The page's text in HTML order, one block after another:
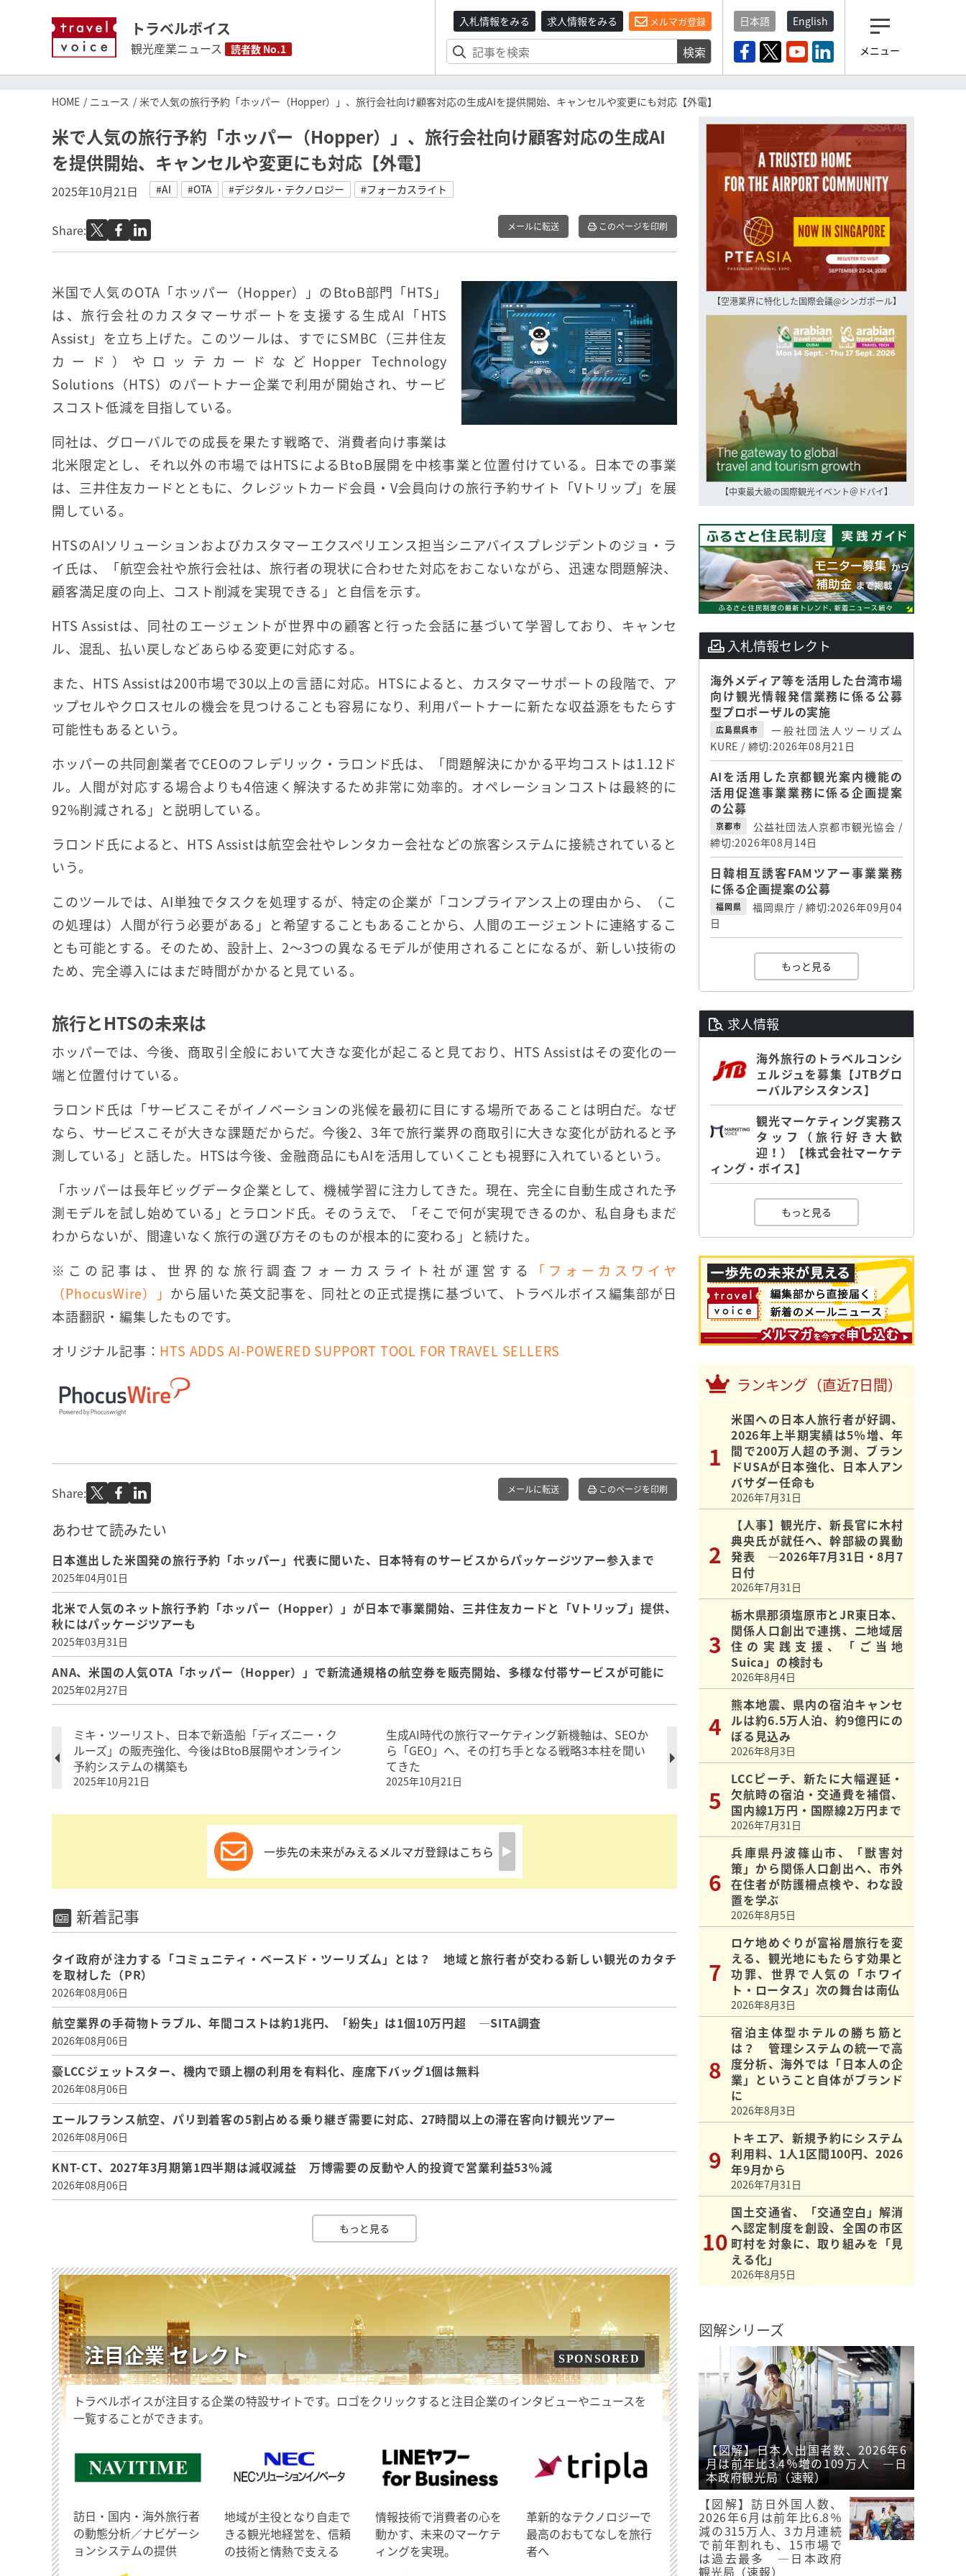
トラベルボイス
観光産業ニュース 読者数 No.1
入札情報をみる 求人情報をみる メルマガ登録
検索
日本語 English
メニュー
HOME ニュース 米で人気の旅行予約「ホッパー（Hopper）」、旅行会社向け顧客対応の生成AIを提供開始、キャンセルや変更にも対応【外電】
米で人気の旅行予約「ホッパー（Hopper）」、旅行会社向け顧客対応の生成AI
を提供開始、キャンセルや変更にも対応【外電】
2025年10月21日 #AI #OTA #デジタル・テクノロジー #フォーカスライト
Share: メールに転送 このページを印刷
米国で人気のOTA「ホッパー（Hopper）」のBtoB部門「HTS」
は、旅行会社のカスタマーサポートを支援する生成AI「HTS
Assist」を立ち上げた。このツールは、すでにSMBC（三井住友
カード）やロッテカードなどHopper Technology
Solutions（HTS）のパートナー企業で利用が開始され、サービ
スコスト低減を目指している。
同社は、グローバルでの成長を果たす戦略で、消費者向け事業は
北米限定とし、それ以外の市場ではHTSによるBtoB展開を中核事業と位置付けている。日本での事業
は、三井住友カードとともに、クレジットカード会員・V会員向けの旅行予約サイト「Vトリップ」を展
開している。
HTSのAIソリューションおよびカスタマーエクスペリエンス担当シニアバイスプレジデントのジョ・ラ
イ氏は、「航空会社や旅行会社は、旅行者の現状に合わせた対応をおこないながら、迅速な問題解決、
顧客満足度の向上、コスト削減を実現できる」と自信を示す。
HTS Assistは、同社のエージェントが世界中の顧客と行った会話に基づいて学習しており、キャンセ
ル、混乱、払い戻しなどあらゆる変更に対応する。
また、HTS Assistは200市場で30以上の言語に対応。HTSによると、カスタマーサポートの段階で、ア
ップセルやクロスセルの機会を見つけることも容易になり、利用パートナーに新たな収益源をもたらす
可能性もあるという。
ホッパーの共同創業者でCEOのフレデリック・ラロンド氏は、「問題解決にかかる平均コストは1.12ド
ル。人間が対応する場合よりも4倍速く解決するため非常に効率的。オペレーションコストは最終的に
92%削減される」と説明している。
ラロンド氏によると、HTS Assistは航空会社やレンタカー会社などの旅客システムに接続されていると
いう。
このツールでは、AI単独でタスクを処理するが、特定の企業が「コンプライアンス上の理由から、（こ
の処理は）人間が行う必要がある」と希望することもあることから、人間のエージェントに連絡するこ
とも可能とする。そのため、設計上、2～3つの異なるモデルが使用されることになるが、新しい技術の
ため、完全導入にはまだ時間がかかると見ている。
旅行とHTSの未来は
ホッパーでは、今後、商取引全般において大きな変化が起こると見ており、HTS Assistはその変化の一
端と位置付けている。
ラロンド氏は「サービスこそがイノベーションの兆候を最初に目にする場所であることは明白だ。なぜ
なら、サービスこそが大きな課題だからだ。今後2、3年で旅行業界の商取引に大きな変化が訪れると予
測している」と話した。HTSは今後、金融商品にもAIを活用していくことも視野に入れているという。
「ホッパーは長年ビッグデータ企業として、機械学習に注力してきた。現在、完全に自動生成された予
測モデルを試し始めている」とラロンド氏。そのうえで、「そこで何が実現できるのか、私自身もまだ
わからないが、間違いなく旅行の選び方そのものが根本的に変わる」と続けた。
※この記事は、世界的な旅行調査フォーカスライト社が運営する
「フォーカスワイヤ
（PhocusWire）」 から届いた英文記事を、同社との正式提携に基づいて、トラベルボイス編集部が日
本語翻訳・編集したものです。
オリジナル記事： HTS ADDS AI-POWERED SUPPORT TOOL FOR TRAVEL SELLERS
Share: メールに転送 このページを印刷
あわせて読みたい
日本進出した米国発の旅行予約「ホッパー」代表に聞いた、日本特有のサービスからパッケージツアー参入まで
2025年04月01日
北米で人気のネット旅行予約「ホッパー（Hopper）」が日本で事業開始、三井住友カードと「Vトリップ」提供、
秋にはパッケージツアーも
2025年03月31日
ANA、米国の人気OTA「ホッパー（Hopper）」で新流通規格の航空券を販売開始、多様な付帯サービスが可能に
2025年02月27日
ミキ・ツーリスト、日本で新造船「ディズニー・ク
ルーズ」の販売強化、今後はBtoB展開やオンライン
予約システムの構築も
2025年10月21日
生成AI時代の旅行マーケティング新機軸は、SEOか
ら「GEO」へ、その打ち手となる戦略3本柱を聞い
てきた
2025年10月21日
一歩先の未来がみえるメルマガ登録はこちら
新着記事
タイ政府が注力する「コミュニティ・ベースド・ツーリズム」とは？ 地域と旅行者が交わる新しい観光のカタチ
を取材した（PR）
2026年08月06日
航空業界の手荷物トラブル、年間コストは約1兆円、「紛失」は1個10万円超 ―SITA調査
2026年08月06日
豪LCCジェットスター、機内で頭上棚の利用を有料化、座席下バッグ1個は無料
2026年08月06日
エールフランス航空、パリ到着客の5割占める乗り継ぎ需要に対応、27時間以上の滞在客向け観光ツアー
2026年08月06日
KNT-CT、2027年3月期第1四半期は減収減益 万博需要の反動や人的投資で営業利益53％減
2026年08月06日
もっと見る
注目企業 セレクト SPONSORED
トラベルボイスが注目する企業の特設サイトです。ロゴをクリックすると注目企業のインタビューやニュースを
一覧することができます。
訪日・国内・海外旅行者
の動態分析／ナビゲーシ
ョンシステムの提供
地域が主役となり自走で
きる観光地経営を、信頼
の技術と情熱で支える
情報技術で消費者の心を
動かす、未来のマーケテ
ィングを実現。
革新的なテクノロジーで
最高のおもてなしを旅行
者へ
【空港業界に特化した国際会議@シンガポール】
【中東最大級の国際観光イベント＠ドバイ】
入札情報セレクト
海外メディア等を活用した台湾市場
向け観光情報発信業務に係る公募
型プロポーザルの実施
広島県呉市
一般社団法人ツーリズム
KURE / 締切:2026年08月21日
AIを活用した京都観光案内機能の
活用促進事業業務に係る企画提案
の公募
京都市
公益社団法人京都市観光協会 /
締切:2026年08月14日
日韓相互誘客FAMツアー事業業務
に係る企画提案の公募
福岡県
福岡県庁 / 締切:2026年09月04
日
もっと見る
求人情報
海外旅行のトラベルコンシ
ェルジュを募集【JTBグロ
ーバルアシスタンス】
観光マーケティング実務ス
タッフ（旅行好き大歓
迎！）【株式会社マーケテ
ィング・ボイス】
もっと見る
ランキング（直近7日間）
米国への日本人旅行者が好調、
2026年上半期実績は5％増、年
間で200万人超の予測、ブラン
ドUSAが日本強化、日本人アン
バサダー任命も
2026年7月31日
【人事】観光庁、新長官に木村
典央氏が就任へ、幹部級の異動
発表 ―2026年7月31日・8月7
日付
2026年7月31日
栃木県那須塩原市とJR東日本、
関係人口創出で連携、二地域居
住の実践支援、「ご当地
Suica」の検討も
2026年8月4日
熊本地震、県内の宿泊キャンセ
ルは約6.5万人泊、約9億円にの
ぼる見込み
2026年8月3日
LCCピーチ、新たに大幅遅延・
欠航時の宿泊・交通費を補償、
国内線1万円・国際線2万円まで
2026年7月31日
兵庫県丹波篠山市、「獣害対
策」から関係人口創出へ、市外
在住者が防護柵点検や、わな設
置を学ぶ
2026年8月5日
ロケ地めぐりが富裕層旅行を変
える、観光地にもたらす効果と
功罪、世界で人気の「ホワイ
ト・ロータス」次の舞台は南仏
2026年8月3日
宿泊主体型ホテルの勝ち筋と
は？ 管理システムの統一で高
度分析、海外では「日本人の企
業」ということ自体がブランド
に
2026年8月3日
トキエア、新規予約にシステム
利用料、1人1区間100円、2026
年9月から
2026年7月31日
国土交通省、「交通空白」解消
へ認定制度を創設、全国の市区
町村を対象に、取り組みを「見
える化」
2026年8月5日
図解シリーズ
【図解】日本人出国者数、2026年6
月は前年比3.4％増の109万人 ―日
本政府観光局（速報）
【図解】訪日外国人数、
2026年6月は前年比6.8％
減の315万人、3カ月連続
で前年割れも、15市場で
は過去最多 ―日本政府
観光局（速報）
観光産業ニュース「トラベ
登録済みですよね？
もし未だ登録していないなら…
いますぐ登録する